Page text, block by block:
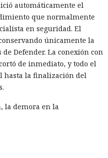
automáticamente el
que normalmente
en seguridad. El
únicamente la
Defender. La conexión con
de inmediato, y todo el
hasta la finalización del
la demora en la